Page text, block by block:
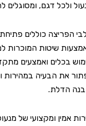
דגם, ומסוגלים
כוללים פתיחת
שיטות המוכרות
ואמצעים
הבעיה במהירות
ומקצועי של מנעולן